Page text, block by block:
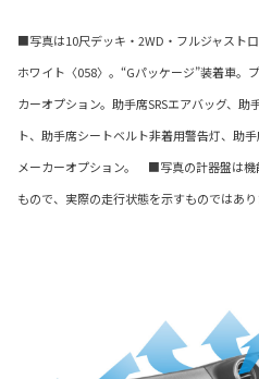
■写真は10尺デッキ・2WD・フルジャスト
ホワイト〈058〉。“Gパッケージ”装着車。
カーオプション。助手席SRSエアバッグ、
ト、助手席シートベルト非着用警告灯、助
メーカーオプション。 ■写真の計器盤は機
もので、実際の走行状態を示すものではあり